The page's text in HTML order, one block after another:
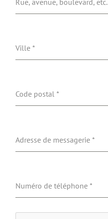
Ville *
Code postal *
Adresse de messagerie *
Numéro de téléphone *